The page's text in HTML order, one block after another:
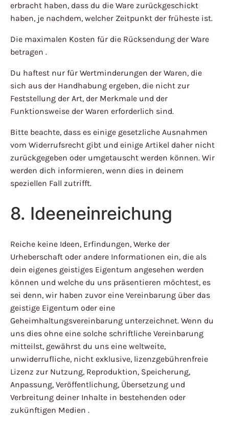
erbracht haben, dass du die Ware zurückgeschickt
haben, je nachdem, welcher Zeitpunkt der früheste ist.
Die maximalen Kosten für die Rücksendung der Ware
betragen .
Du haftest nur für Wertminderungen der Waren, die
sich aus der Handhabung ergeben, die nicht zur
Feststellung der Art, der Merkmale und der
Funktionsweise der Waren erforderlich sind.
Bitte beachte, dass es einige gesetzliche Ausnahmen
vom Widerrufsrecht gibt und einige Artikel daher nicht
zurückgegeben oder umgetauscht werden können. Wir
werden dich informieren, wenn dies in deinem
speziellen Fall zutrifft.
8. Ideeneinreichung
Reiche keine Ideen, Erfindungen, Werke der
Urheberschaft oder andere Informationen ein, die als
dein eigenes geistiges Eigentum angesehen werden
können und welche du uns präsentieren möchtest, es
sei denn, wir haben zuvor eine Vereinbarung über das
geistige Eigentum oder eine
Geheimhaltungsvereinbarung unterzeichnet. Wenn du
uns dies ohne eine solche schriftliche Vereinbarung
mitteilst, gewährst du uns eine weltweite,
unwiderrufliche, nicht exklusive, lizenzgebührenfreie
Lizenz zur Nutzung, Reproduktion, Speicherung,
Anpassung, Veröffentlichung, Übersetzung und
Verbreitung deiner Inhalte in bestehenden oder
zukünftigen Medien .